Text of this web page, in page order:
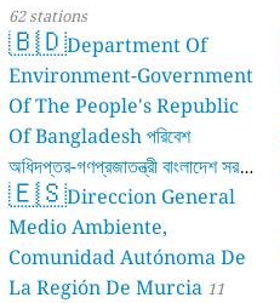
62 stations
🇧🇩Department Of
Environment-Government
Of The People's Republic
Of Bangladesh পরিবেশ
অধিদপ্তর-গণপ্রজাতন্ত্রী বাংলাদেশ সরকার
17 stations
🇪🇸Direccion General
Medio Ambiente,
Comunidad Autónoma De
La Región De Murcia 11